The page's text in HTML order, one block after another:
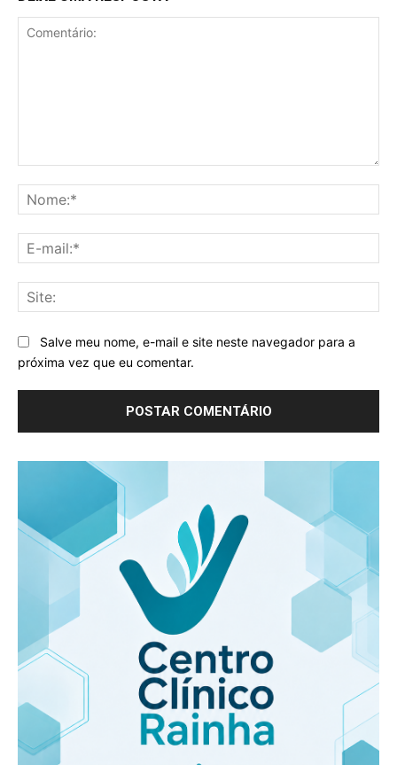
Salve meu nome, e-mail e site neste navegador para a
próxima vez que eu comentar.